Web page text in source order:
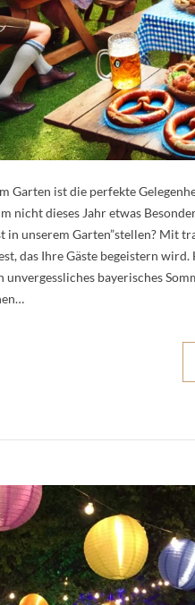
Garten ist die perfekte
nicht dieses Jahr etwas
in unserem Garten”stellen? Mit
das Ihre Gäste begeistern
unvergessliches bayerisches